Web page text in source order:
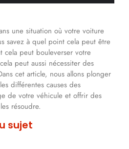
une situation où votre voiture
savez à quel point cela peut être
cela peut bouleverser votre
peut aussi nécessiter des
cet article, nous allons plonger
différentes causes des
de votre véhicule et offrir des
résoudre.
sujet